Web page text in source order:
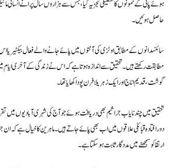
ہوئے پانی کے نمونوں کا تفصیلی تجزیہ کیا، جس سے ہزاروں سال پرانے انسانی
حاصل ہوئیں۔
سائنسدانوں کے مطابق اوٹزی کی آنتوں میں پائے جانے والے فعال
مطابقت رکھتے ہیں۔ تحقیق سے اندازہ ہوتا ہے کہ اس نے زندگی کے آخری ایام
گوشت، قدیم اناج اور ایک زہریلا فرن پودا کھایا تھا۔
تحقیق میں چند نایاب جراثیم بھی دریافت ہوئے جو آج کی شہری آبادیوں میں
دور افتادہ قبائلی علاقوں میں اب بھی پائے جاتے ہیں۔ ماہرین کا خیال ہے کہ ان
ارتقا کو سمجھنے میں مددگار ثابت ہو سکتا ہے۔